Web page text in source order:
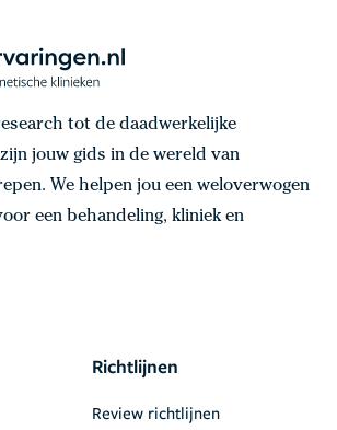
tot de daadwerkelijke
jouw gids in de wereld van
We helpen jou een weloverwogen
een behandeling, kliniek en
Richtlijnen
Review richtlijnen